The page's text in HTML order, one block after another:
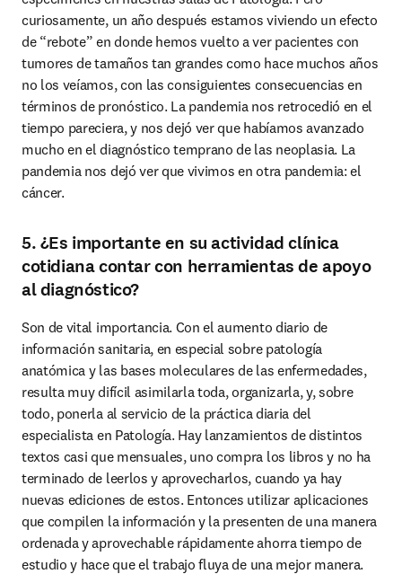
curiosamente, un año después estamos viviendo un efecto
de “rebote” en donde hemos vuelto a ver pacientes con
tumores de tamaños tan grandes como hace muchos años
no los veíamos, con las consiguientes consecuencias en
términos de pronóstico. La pandemia nos retrocedió en el
tiempo pareciera, y nos dejó ver que habíamos avanzado
mucho en el diagnóstico temprano de las neoplasia. La
pandemia nos dejó ver que vivimos en otra pandemia: el
cáncer.
5. ¿Es importante en su actividad clínica
cotidiana contar con herramientas de apoyo
al diagnóstico?
Son de vital importancia. Con el aumento diario de
información sanitaria, en especial sobre patología
anatómica y las bases moleculares de las enfermedades,
resulta muy difícil asimilarla toda, organizarla, y, sobre
todo, ponerla al servicio de la práctica diaria del
especialista en Patología. Hay lanzamientos de distintos
textos casi que mensuales, uno compra los libros y no ha
terminado de leerlos y aprovecharlos, cuando ya hay
nuevas ediciones de estos. Entonces utilizar aplicaciones
que compilen la información y la presenten de una manera
ordenada y aprovechable rápidamente ahorra tiempo de
estudio y hace que el trabajo fluya de una mejor manera.